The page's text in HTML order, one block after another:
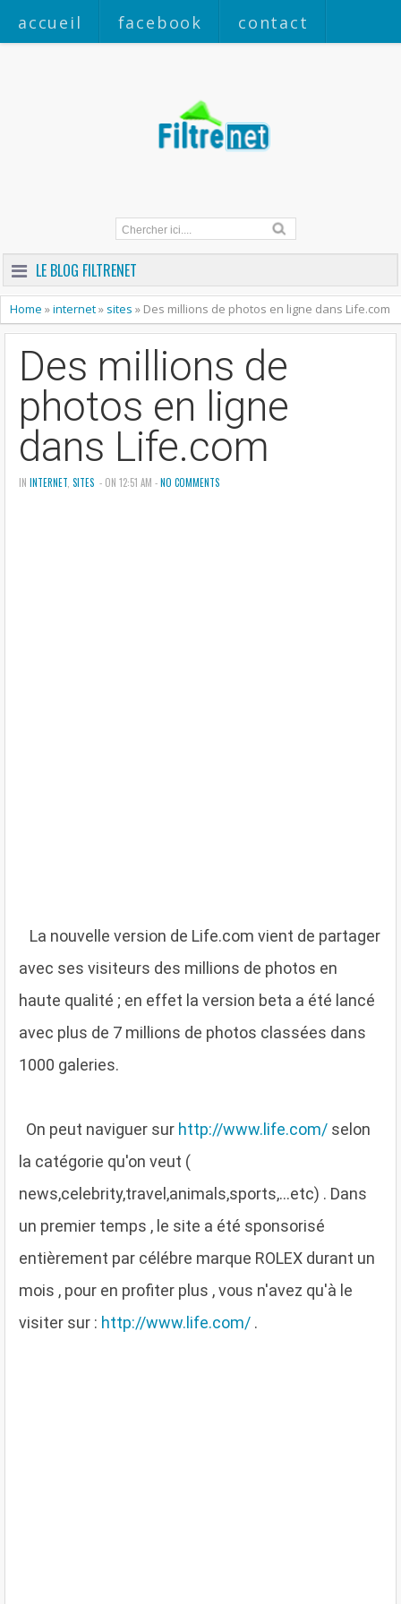
accueil facebook contact
LE BLOG FILTRENET
Home »internet» sites » Des millions de photos en ligne dans Life.com
Des millions de
photos en ligne
dans Life.com
IN INTERNET SITES - ON 12:51 AM -NO COMMENTS
La nouvelle version de Life.com vient de partager
avec ses visiteurs des millions de photos en
haute qualité ; en effet la version beta a été lancé
avec plus de 7 millions de photos classées dans
1000 galeries.
On peut naviguer sur http://www.life.com/ selon
la catégorie qu'on veut (
news,celebrity,travel,animals,sports,...etc) . Dans
un premier temps , le site a été sponsorisé
entièrement par célébre marque ROLEX durant un
mois , pour en profiter plus , vous n'avez qu'à le
visiter sur : http://www.life.com/ .